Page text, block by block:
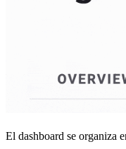
El dashboard se organiza